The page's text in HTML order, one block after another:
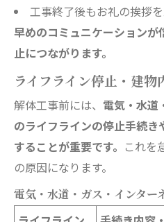
工事終了後もお礼の挨拶
早めのコミュニケーション
止につながります。
ライフライン停止・建物
解体工事前には、 電気・水道
のライフラインの停止手続
することが重要です。 これを
の原因になります。
電気・水道・ガス・インター